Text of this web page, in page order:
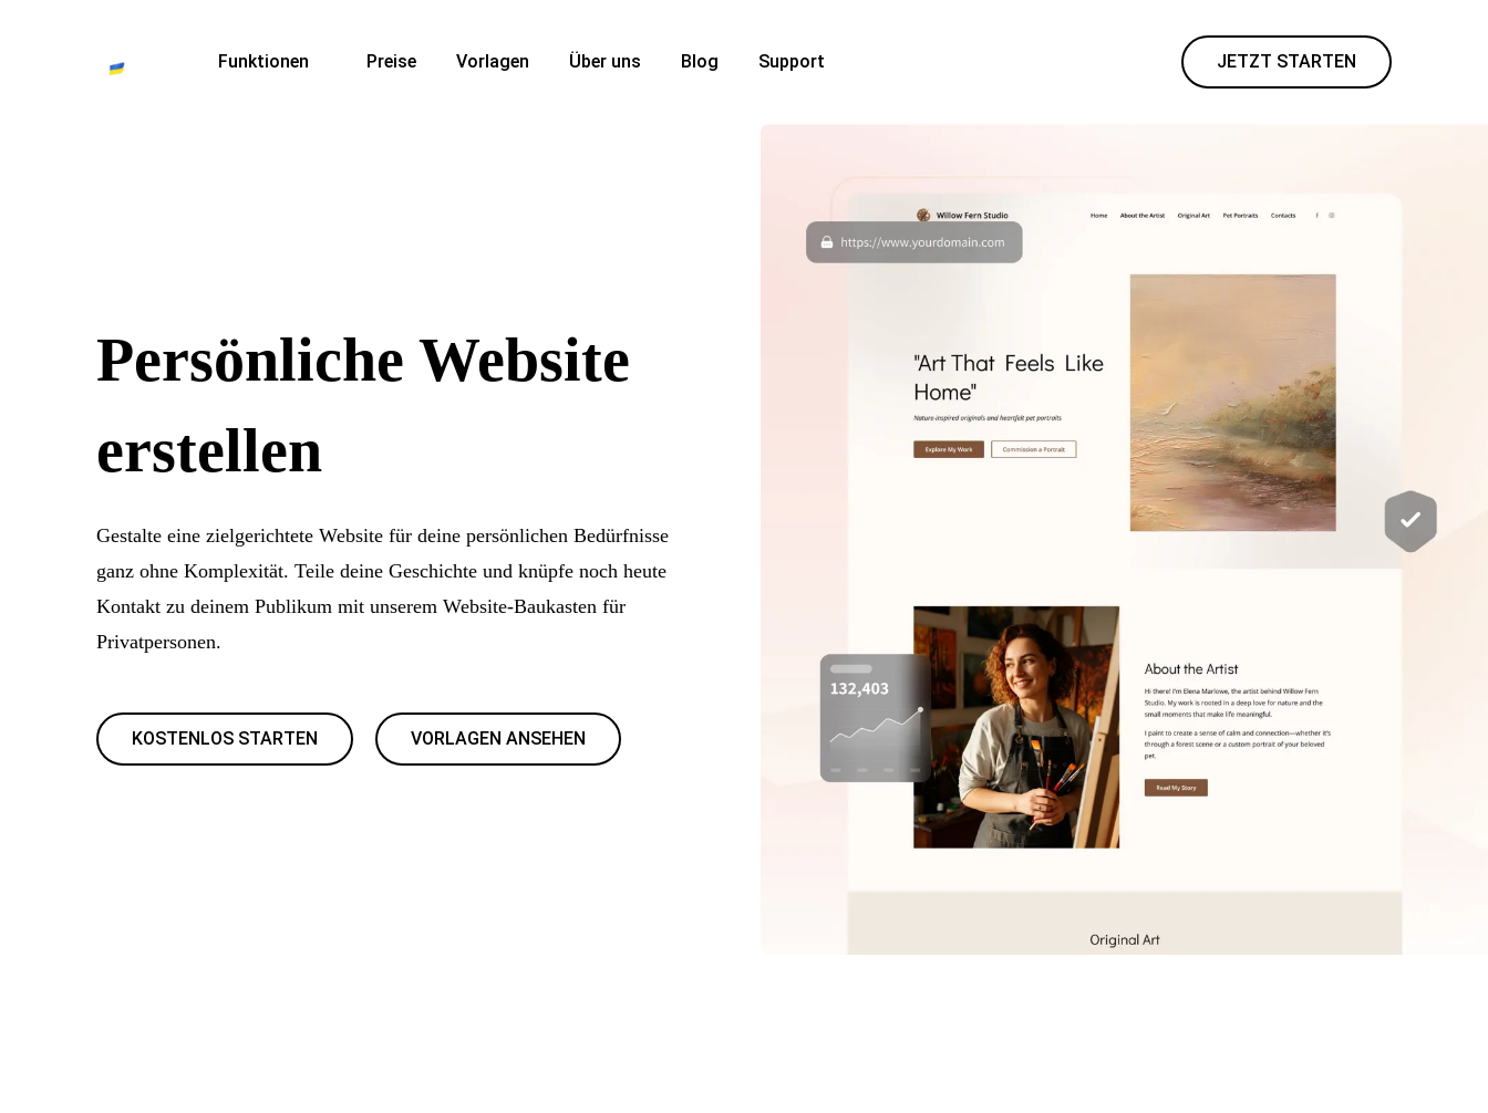
Funktionen Preise Vorlagen Über uns Blog Support JETZT STARTEN
Persönliche Website
erstellen
Gestalte eine zielgerichtete Website für deine persönlichen Bedürfnisse
ganz ohne Komplexität. Teile deine Geschichte und knüpfe noch heute
Kontakt zu deinem Publikum mit unserem Website-Baukasten für
Privatpersonen.
KOSTENLOS STARTEN VORLAGEN ANSEHEN